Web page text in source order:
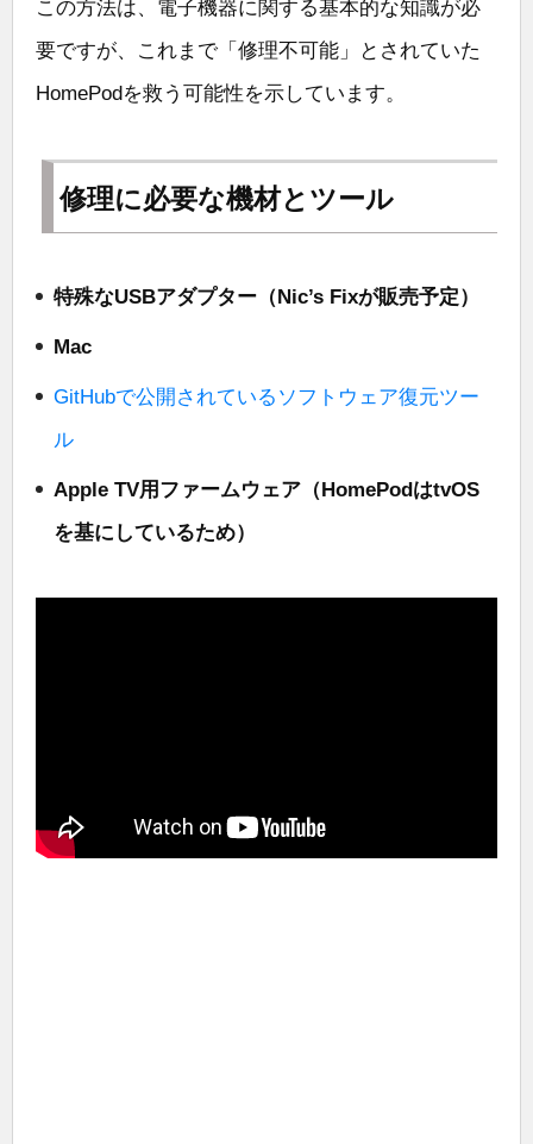
この方法は、電子機器に関する基本的な知識が必
要ですが、これまで「修理不可能」とされていた
HomePodを救う可能性を示しています。
修理に必要な機材とツール
特殊なUSBアダプター（Nic’s Fixが販売予定）
Mac
GitHubで公開されているソフトウェア復元ツー
ル
Apple TV用ファームウェア（HomePodはtvOS
を基にしているため）